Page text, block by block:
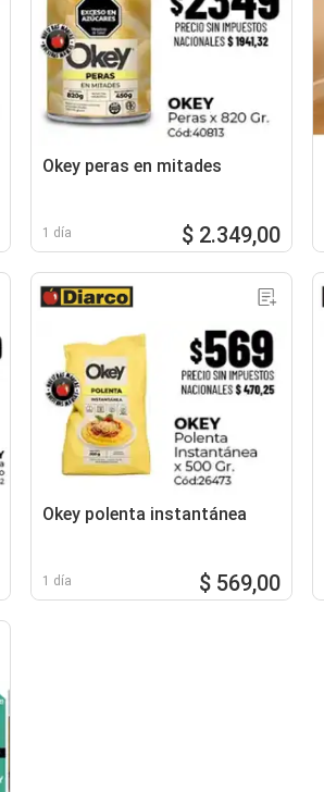
Okey peras en mitades
1 día $ 2.349,00
Okey polenta instantánea
1 día $ 569,00